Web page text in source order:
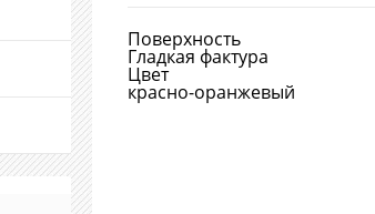
Поверхность
Гладкая фактура
Цвет
красно-оранжевый